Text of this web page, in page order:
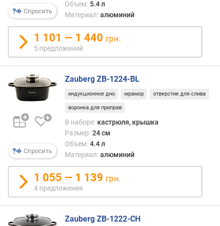
м
м
)
в
е
с
(
г
Спросить
Объем: 5.4 л
Материал: алюминий
1 101 — 1 440 грн.
5 предложений
Спросить
Zauberg ZB-1224-BL
индукционное дно мрамор отверстие для слива
воронка для приправ
В наборе: кастрюля, крышка
Размер: 24 см
Объем: 4.4 л
Материал: алюминий
1 055 — 1 139 грн.
4 предложения
Zauberg ZB-1222-CH